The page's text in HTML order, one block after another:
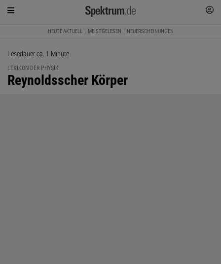
HEUTE AKTUELL MEISTGELESEN NEUERSCHEINUNGEN
Lesedauer ca. 1 Minute
LEXIKON DER PHYSIK
:
Reynoldsscher Körper